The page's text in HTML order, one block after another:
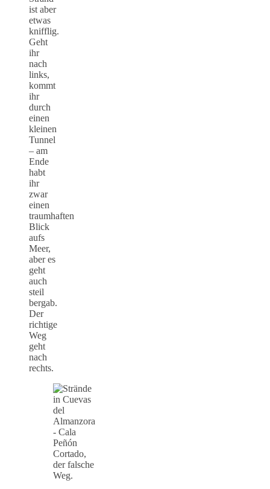
ist aber
etwas
knifflig.
Geht
ihr
nach
links,
kommt
ihr
durch
einen
kleinen
Tunnel
– am
Ende
habt
ihr
zwar
einen
traumhaften
Blick
aufs
Meer,
aber es
geht
auch
steil
bergab.
Der
richtige
Weg
geht
nach
rechts.